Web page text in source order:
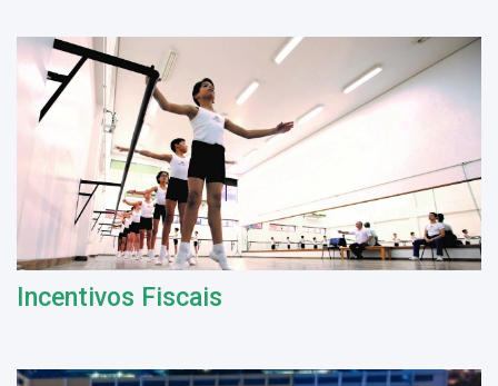
Incentivos Fiscais